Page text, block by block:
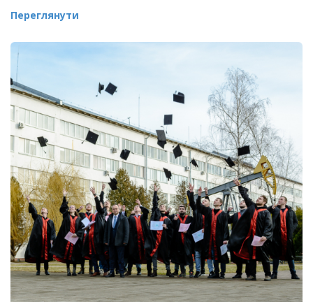
Переглянути